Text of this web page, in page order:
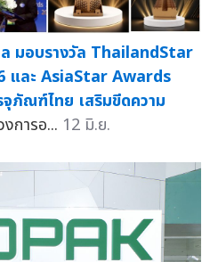
มอบรางวัล ThailandStar
และ AsiaStar Awards
ภัณฑ์ไทย เสริมขีดความ
การอ... 12 มิ.ย.